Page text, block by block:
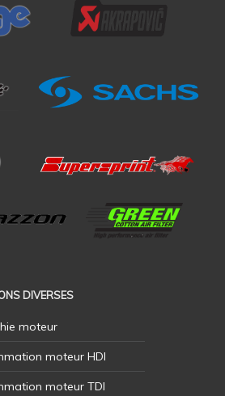
DIVERSES
moteur
moteur HDI
moteur TDI